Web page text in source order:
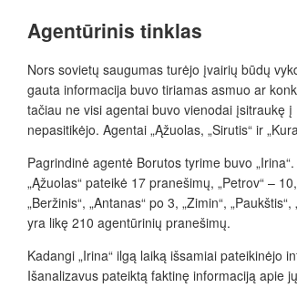
Agentūrinis tinklas
Nors sovietų saugumas turėjo įvairių būdų
gauta informacija buvo tiriamas asmuo ar
tačiau ne visi agentai buvo vienodai įsitraukę
nepasitikėjo. Agentai „Ąžuolas, „Sirutis“ ir
Pagrindinė agentė Borutos tyrime buvo
„Ąžuolas“ pateikė 17 pranešimų, „Petrov“ –
„Beržinis“, „Antanas“ po 3, „Zimin“,
yra likę 210 agentūrinių pranešimų.
Kadangi „Irina“ ilgą laiką išsamiai
Išanalizavus pateiktą faktinę informaciją apie